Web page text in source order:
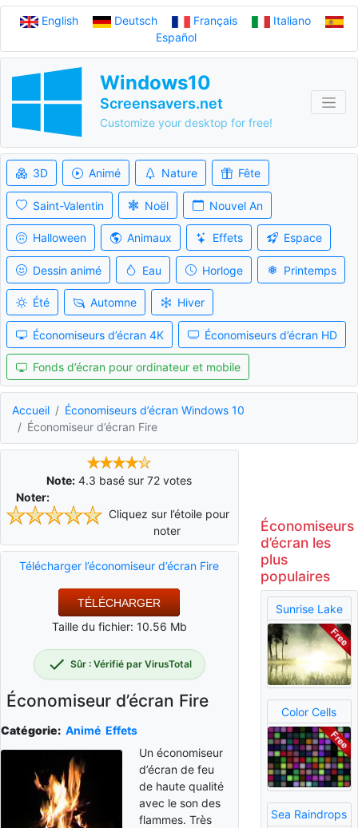
English Deutsch Français
Italiano
Español
Windows10
Screensavers.net
Customize your desktop for free!
3D Animé Nature Fête
Saint-Valentin Noël Nouvel An
Halloween Animaux Effets Espace
Dessin animé Eau Horloge Printemps
Été Automne Hiver
Économiseurs d’écran 4K Économiseurs d’écran HD
Fonds d’écran pour ordinateur et mobile
Accueil
Économiseurs d’écran Windows 10
Économiseur d’écran Fire
Note: 4.3 basé sur72 votes
Noter:
Cliquez sur l’étoile pour
noter
Télécharger l’économiseur d’écran Fire
TÉLÉCHARGER
Taille du fichier: 10.56 Mb
Sûr : Vérifié par VirusTotal
Économiseur d’écran Fire
Catégorie: Animé Effets
Un économiseur
d’écran de feu
de haute qualité
avec le son des
flammes. Très
Économiseurs
d’écran les
plus
populaires
Sunrise Lake
Color Cells
Sea Raindrops